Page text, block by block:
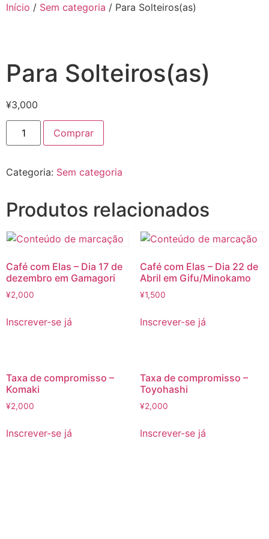
Início / Sem categoria / Para Solteiros(as)
Para Solteiros(as)
¥3,000
Comprar
Categoria: Sem categoria
Produtos relacionados
Café com Elas – Dia 17 de
dezembro em Gamagori
¥2,000
Inscrever-se já
Café com Elas – Dia 22 de
Abril em Gifu/Minokamo
¥1,500
Inscrever-se já
Taxa de compromisso –
Komaki
¥2,000
Inscrever-se já
Taxa de compromisso –
Toyohashi
¥2,000
Inscrever-se já